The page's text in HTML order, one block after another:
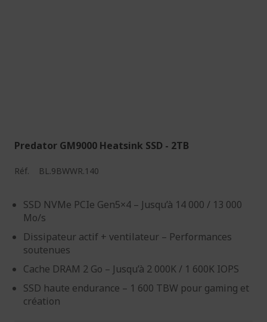
Predator GM9000 Heatsink SSD - 2TB
Réf. BL.9BWWR.140
SSD NVMe PCIe Gen5×4 – Jusqu’à 14 000 / 13 000
Mo/s
Dissipateur actif + ventilateur – Performances
soutenues
Cache DRAM 2 Go – Jusqu’à 2 000K / 1 600K IOPS
SSD haute endurance – 1 600 TBW pour gaming et
création